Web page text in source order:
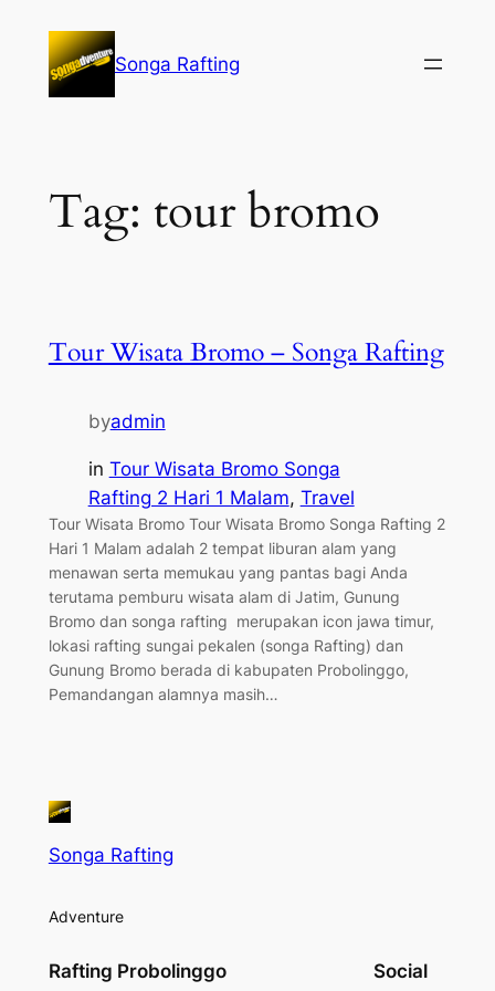
konten
Songa Rafting
Tag: tour bromo
Tour Wisata Bromo – Songa Rafting
byadmin
in Tour Wisata Bromo Songa
Rafting 2 Hari 1 Malam, Travel
Tour Wisata Bromo Tour Wisata Bromo Songa Rafting 2
Hari 1 Malam adalah 2 tempat liburan alam yang
menawan serta memukau yang pantas bagi Anda
terutama pemburu wisata alam di Jatim, Gunung
Bromo dan songa rafting merupakan icon jawa timur,
lokasi rafting sungai pekalen (songa Rafting) dan
Gunung Bromo berada di kabupaten Probolinggo,
Pemandangan alamnya masih…
Songa Rafting
Adventure
Rafting Probolinggo Social